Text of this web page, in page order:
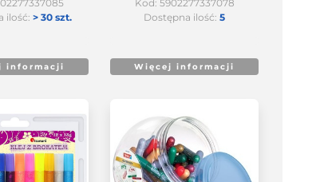
ilość: > 30 szt.
informacji
Kod: 5902277337078
Dostępna ilość:5
Więcej informacji